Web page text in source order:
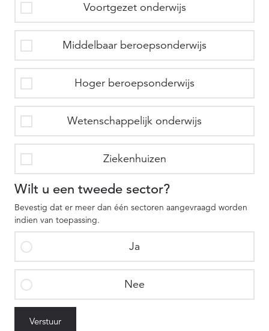
Voortgezet onderwijs
Middelbaar beroepsonderwijs
Hoger beroepsonderwijs
Wetenschappelijk onderwijs
Ziekenhuizen
Wilt u een tweede sector?
Bevestig dat er meer dan één sectoren aangevraagd worden
indien van toepassing.
Ja
Nee